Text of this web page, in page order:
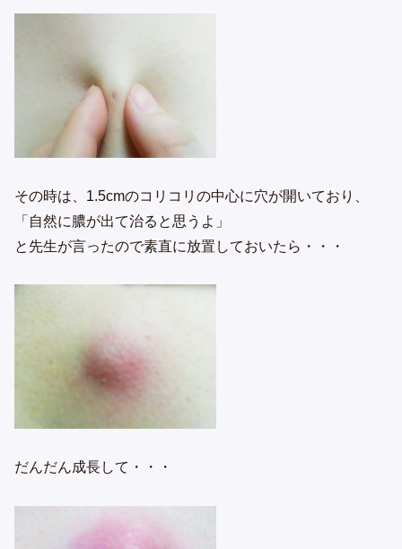
その時は、1.5cmのコリコリの中心に穴が開いており、
「自然に膿が出て治ると思うよ」
と先生が言ったので素直に放置しておいたら・・・
だんだん成長して・・・